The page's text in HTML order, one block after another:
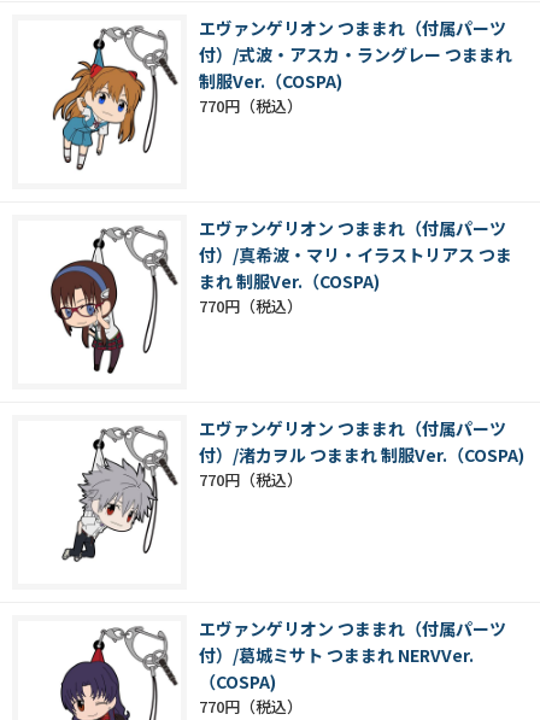
エヴァンゲリオン つままれ（付属パーツ
付）/式波・アスカ・ラングレー つままれ
制服Ver.（COSPA)
770円
エヴァンゲリオン つままれ（付属パーツ
付）/真希波・マリ・イラストリアス つま
まれ 制服Ver.（COSPA)
770円
エヴァンゲリオン つままれ（付属パーツ
付）/渚カヲル つままれ 制服Ver.（COSPA)
770円
エヴァンゲリオン つままれ（付属パーツ
付）/葛城ミサト つままれ NERVVer.
（COSPA)
770円